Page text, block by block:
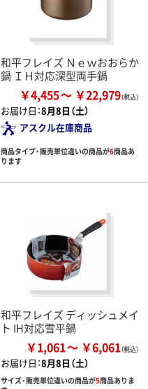
和平フレイズ Ｎｅｗおおらか
鍋 ＩＨ対応深型両手鍋
￥4,455 ￥22,979
お届け日：8月8日（土）
アスクル在庫商品
商品タイプ・販売単位違いの商品が6商品あ
ります
和平フレイズ ディッシュメイ
ト IH対応雪平鍋
￥1,061 ￥6,061
お届け日：8月8日（土）
サイズ・販売単位違いの商品が5商品ありま